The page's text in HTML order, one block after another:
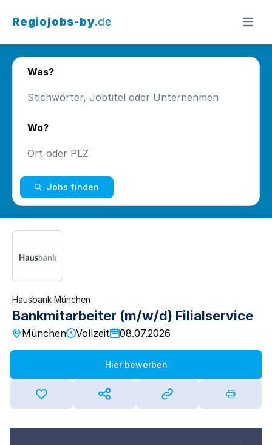
Regiojobs-by.de Menü
Was?
Wo?
Jobs finden
Hausbank München
Bankmitarbeiter (m/w/d) Filialservice
München Vollzeit 08.07.2026
Hier bewerben